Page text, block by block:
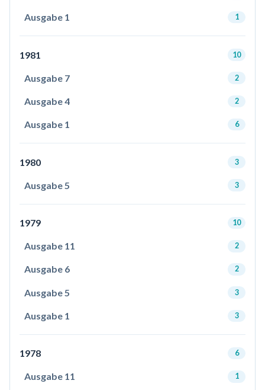
Ausgabe 1 1
1981 10
Ausgabe 7 2
Ausgabe 4 2
Ausgabe 1 6
1980 3
Ausgabe 5 3
1979 10
Ausgabe 11 2
Ausgabe 6 2
Ausgabe 5 3
Ausgabe 1 3
1978 6
Ausgabe 11 1